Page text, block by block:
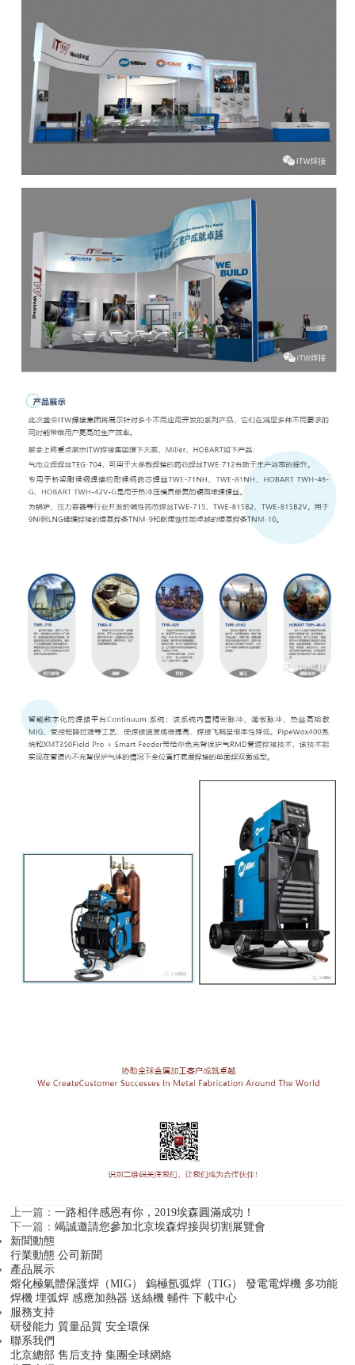
上一篇：一路相伴感恩有你，2019埃森圓滿成功！
下一篇：竭誠邀請您參加北京埃森焊接與切割展覽會
新聞動態
行業動態 公司新聞
產品展示
熔化極氣體保護焊（MIG）
鎢極氬弧焊（TIG） 發電電焊機 多功能
焊機 埋弧焊 感應加熱器 送絲機 輔件 下載中心
服務支持
研發能力 質量品質 安全環保
聯系我們
北京總部 售后支持 集團全球網絡